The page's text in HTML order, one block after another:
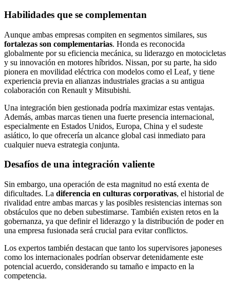
Habilidades que se complementan
Aunque ambas empresas compiten en segmentos similares, sus
fortalezas son complementarias. Honda es reconocida
globalmente por su eficiencia mecánica, su liderazgo en motocicletas
y su innovación en motores híbridos. Nissan, por su parte, ha sido
pionera en movilidad eléctrica con modelos como el Leaf, y tiene
experiencia previa en alianzas industriales gracias a su antigua
colaboración con Renault y Mitsubishi.
Una integración bien gestionada podría maximizar estas ventajas.
Además, ambas marcas tienen una fuerte presencia internacional,
especialmente en Estados Unidos, Europa, China y el sudeste
asiático, lo que ofrecería un alcance global casi inmediato para
cualquier nueva estrategia conjunta.
Desafíos de una integración valiente
Sin embargo, una operación de esta magnitud no está exenta de
dificultades. La diferencia en culturas corporativas, el historial de
rivalidad entre ambas marcas y las posibles resistencias internas son
obstáculos que no deben subestimarse. También existen retos en la
gobernanza, ya que definir el liderazgo y la distribución de poder en
una empresa fusionada será crucial para evitar conflictos.
Los expertos también destacan que tanto los supervisores japoneses
como los internacionales podrían observar detenidamente este
potencial acuerdo, considerando su tamaño e impacto en la
competencia.